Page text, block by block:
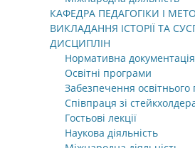
КАФЕДРА ПЕДАГОГІКИ І
ВИКЛАДАННЯ ІСТОРІЇ ТА
ДИСЦИПЛІН
Нормативна документація
Освітні програми
Забезпечення освітнього
Співпраця зі
Гостьові лекції
Наукова діяльність